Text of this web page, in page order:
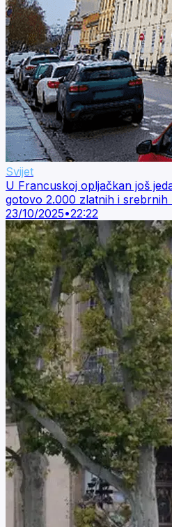
Svijet
U Francuskoj opljačkan još
gotovo 2.000 zlatnih i srebrnih
23/10/2025•22:22